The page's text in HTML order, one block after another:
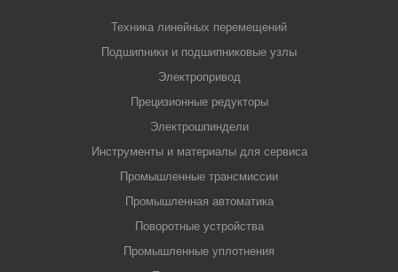
Техника линейных перемещений
Подшипники и подшипниковые узлы
Электропривод
Прецизионные редукторы
Электрошпиндели
Инструменты и материалы для сервиса
Промышленные трансмиссии
Промышленная автоматика
Поворотные устройства
Промышленные уплотнения